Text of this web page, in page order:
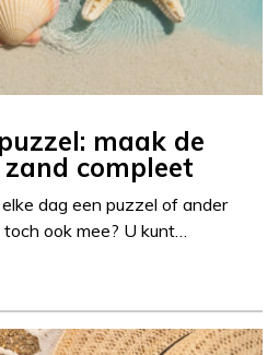
maak de
compleet
dag een puzzel of ander
ook mee? U kunt…